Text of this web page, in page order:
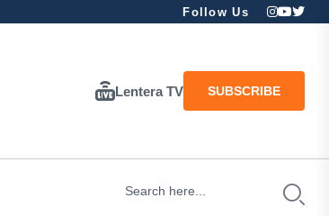
Follow Us
Lentera TV SUBSCRIBE